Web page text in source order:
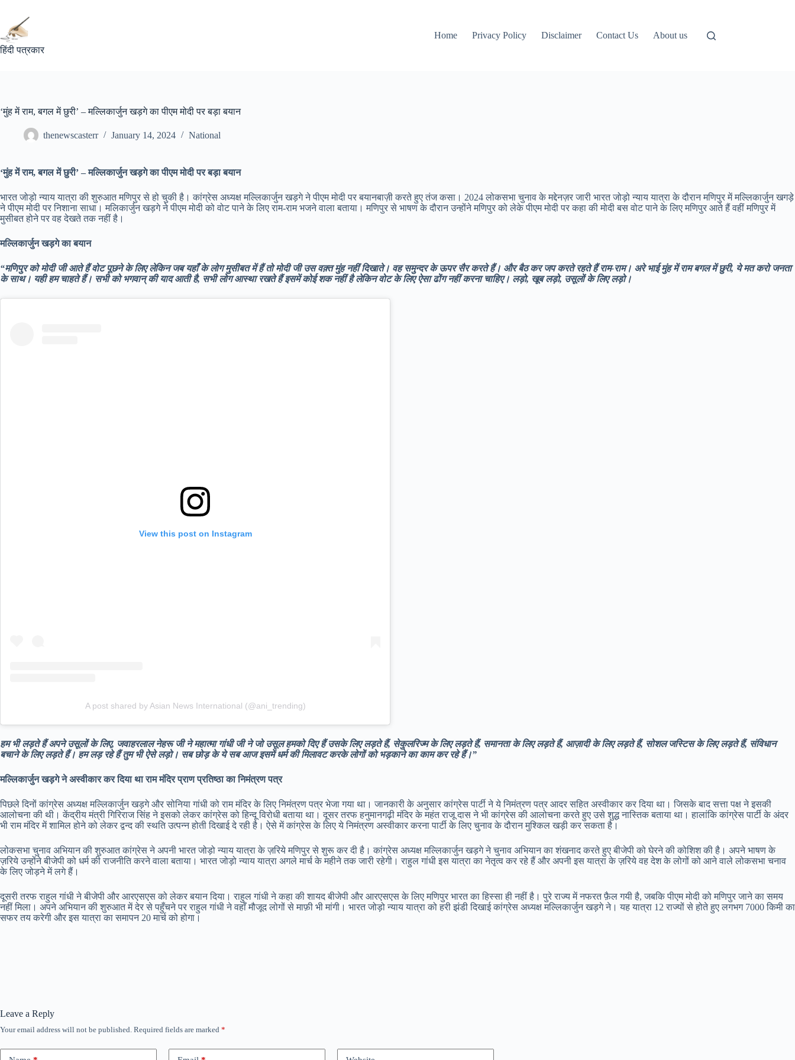
content
हिंदी पत्रकार
Home Privacy Policy Disclaimer Contact Us About us
‘मुंह में राम, बगल में छुरी’ – मल्लिकार्जुन खड़गे का पीएम मोदी पर बड़ा बयान
thenewscasterr January 14, 2024 National
‘मुंह में राम, बगल में छुरी’ – मल्लिकार्जुन खड़गे का पीएम मोदी पर बड़ा बयान
भारत जोड़ो न्याय यात्रा की शुरुआत मणिपुर से हो चुकी है। कांग्रेस अध्यक्ष मल्लिकार्जुन खड़गे ने पीएम मोदी पर बयानबाज़ी करते हुए तंज कसा। 2024 लोकसभा चुनाव के मद्देनज़र जारी भारत जोड़ो न्याय यात्रा के दौरान मणिपुर में मल्लिकार्जुन खगड़े
ने पीएम मोदी पर निशाना साधा। मलिकार्जुन खड़गे ने पीएम मोदी को वोट पाने के लिए राम-राम भजने वाला बताया। मणिपुर से भाषण के दौरान उन्होंने मणिपुर को लेके पीएम मोदी पर कहा की मोदी बस वोट पाने के लिए मणिपुर आते हैं वहीं मणिपुर में
मुसीबत होने पर वह देखते तक नहीं है।
मल्लिकार्जुन खड़गे का बयान
“मणिपुर को मोदी जी आते हैं वोट पूछने के लिए लेकिन जब यहाँ के लोग मुसीबत में हैं तो मोदी जी उस वक़्त मुंह नहीं दिखाते। वह समुन्दर के ऊपर सैर करते हैं। और बैठ कर जप करते रहते हैं राम-राम। अरे भाई मुंह में राम बगल में छुरी, ये मत करो जनता
के साथ। यही हम चाहते हैं। सभी को भगवान् की याद आती है, सभी लोग आस्था रखते हैं इसमें कोई शक नहीं है लेकिन वोट के लिए ऐसा ढोंग नहीं करना चाहिए। लड़ो, खूब लड़ो, उसूलों के लिए लड़ो।
View this post on Instagram
A post shared by Asian News International (@ani_trending)
हम भी लड़ते हैं अपने उसूलों के लिए, जवाहरलाल नेहरू जी ने महात्मा गांधी जी ने जो उसूल हमको दिए हैं उसके लिए लड़ते हैं, सेकुलरिज्म के लिए लड़ते हैं, समानता के लिए लड़ते हैं, आज़ादी के लिए लड़ते हैं, सोशल जस्टिस के लिए लड़ते हैं, संविधान
बचाने के लिए लड़ते हैं। हम लड़ रहे हैं तुम भी ऐसे लड़ो। सब छोड़ के ये सब आज इसमें धर्म की मिलावट करके लोगों को भड़काने का काम कर रहे हैं।”
मल्लिकार्जुन खड़गे ने अस्वीकार कर दिया था राम मंदिर प्राण प्रतिष्ठा का निमंत्रण पत्र
पिछले दिनों कांग्रेस अध्यक्ष मल्लिकार्जुन खड़गे और सोनिया गांधी को राम मंदिर के लिए निमंत्रण पत्र भेजा गया था। जानकारी के अनुसार कांग्रेस पार्टी ने ये निमंत्रण पत्र आदर सहित अस्वीकार कर दिया था। जिसके बाद सत्ता पक्ष ने इसकी
आलोचना की थी। केंद्रीय मंत्री गिरिराज सिंह ने इसको लेकर कांग्रेस को हिन्दू विरोधी बताया था। दूसर तरफ हनुमानगढ़ी मंदिर के महंत राजू दास ने भी कांग्रेस की आलोचना करते हुए उसे शुद्ध नास्तिक बताया था। हालांकि कांग्रेस पार्टी के अंदर
भी राम मंदिर में शामिल होने को लेकर द्वन्द की स्थति उत्पन्न होती दिखाई दे रही है। ऐसे में कांग्रेस के लिए ये निमंत्रण अस्वीकार करना पार्टी के लिए चुनाव के दौरान मुश्किल खड़ी कर सकता है।
लोकसभा चुनाव अभियान की शुरुआत कांग्रेस ने अपनी भारत जोड़ो न्याय यात्रा के ज़रिये मणिपुर से शुरू कर दी है। कांग्रेस अध्यक्ष मल्लिकार्जुन खड़गे ने चुनाव अभियान का शंखनाद करते हुए बीजेपी को घेरने की कोशिश की है। अपने भाषण के
ज़रिये उन्होंने बीजेपी को धर्म की राजनीति करने वाला बताया। भारत जोड़ो न्याय यात्रा अगले मार्च के महीने तक जारी रहेगी। राहुल गांधी इस यात्रा का नेतृत्व कर रहे हैं और अपनी इस यात्रा के ज़रिये वह देश के लोगों को आने वाले लोकसभा चनाव
के लिए जोड़ने में लगे हैं।
दूसरी तरफ राहुल गांधी ने बीजेपी और आरएसएस को लेकर बयान दिया। राहुल गांधी ने कहा की शायद बीजेपी और आरएसएस के लिए मणिपुर भारत का हिस्सा ही नहीं है। पुरे राज्य में नफरत फ़ैल गयी है, जबकि पीएम मोदी को मणिपुर जाने का समय
नहीं मिला। अपने अभियान की शुरुआत में देर से पहुँचने पर राहुल गांधी ने वहाँ मौजूद लोगों से माफ़ी भी मांगी। भारत जोड़ो न्याय यात्रा को हरी झंडी दिखाई कांग्रेस अध्यक्ष मल्लिकार्जुन खड़गे ने। यह यात्रा 12 राज्यों से होते हुए लगभग 7000 किमी का
सफर तय करेगी और इस यात्रा का समापन 20 मार्च को होगा।
Leave a Reply
Your email address will not be published. Required fields are marked *